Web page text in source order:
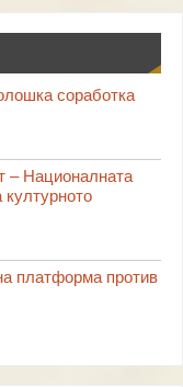
соработка
– Националната
културното
платформа против